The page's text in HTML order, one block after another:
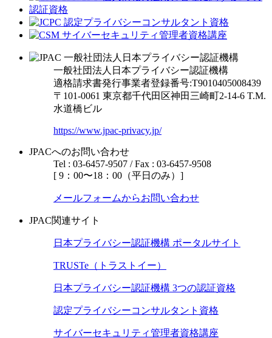
一般社団法人日本プライバシー認証機構
適格請求書発行事業者登録番号:T9010405008439
〒101-0061 東京都千代田区神田三崎町2-14-6 T.M.
水道橋ビル
https://www.jpac-privacy.jp/
JPACへのお問い合わせ
Tel : 03-6457-9507 / Fax : 03-6457-9508
[ 9：00〜18：00（平日のみ）]
メールフォームからお問い合わせ
JPAC関連サイト
日本プライバシー認証機構 ポータルサイト
TRUSTe（トラストイー）
日本プライバシー認証機構 3つの認証資格
認定プライバシーコンサルタント資格
サイバーセキュリティ管理者資格講座